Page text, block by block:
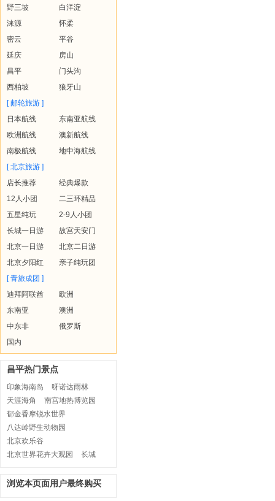
野三坡
白洋淀
涞源
怀柔
密云
平谷
延庆
房山
昌平
门头沟
西柏坡
狼牙山
[ 邮轮旅游 ]
日本航线
东南亚航线
欧洲航线
澳新航线
南极航线
地中海航线
[ 北京旅游 ]
店长推荐
经典爆款
12人小团
二三环精品
五星纯玩
2-9人小团
长城一日游
故宫天安门
北京一日游
北京二日游
北京夕阳红
亲子纯玩团
[ 青旅成团 ]
迪拜阿联酋
欧洲
东南亚
澳洲
中东非
俄罗斯
国内
昌平热门景点
印象海南岛
呀诺达雨林
天涯海角
南宫地热博览园
郁金香摩锐水世界
八达岭野生动物园
北京欢乐谷
北京世界花卉大观园
长城
浏览本页面用户最终购买